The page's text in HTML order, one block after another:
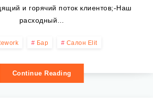
и горячий поток клиентов;-Наш
расходный…
Бар Салон Elit
Continue Reading